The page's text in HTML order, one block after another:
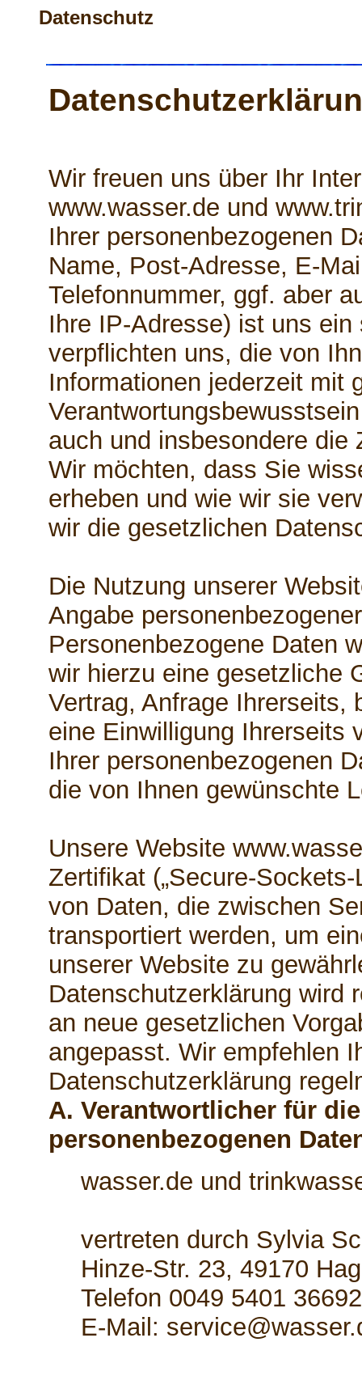
Datenschutz
Wir freuen uns über Ihr
www.wasser.de und
Ihrer personenbezogenen
Name, Post-Adresse, E-
Telefonnummer, ggf. aber
Ihre IP-Adresse) ist uns
verpflichten uns, die von
Informationen jederzeit mit
auch und insbesondere die
Wir möchten, dass Sie
erheben und wie wir sie
wir die gesetzlichen
Die Nutzung unserer
Angabe
Personenbezogene Daten
wir hierzu eine gesetzliche
Vertrag, Anfrage Ihrerseits,
eine Einwilligung Ihrerseits
Ihrer personenbezogenen
die von Ihnen gewünschte
Unsere Website
Zertifikat („Secure-
von Daten, die zwischen
transportiert werden, um
unserer Website zu
Datenschutzerklärung wird
an neue gesetzlichen
angepasst. Wir empfehlen
Datenschutzerklärung
A. Verantwortlicher für
personenbezogenen
wasser.de und
vertreten durch Sylvia
Hinze-Str. 23, 49170
Telefon 0049 5401
E-Mail: